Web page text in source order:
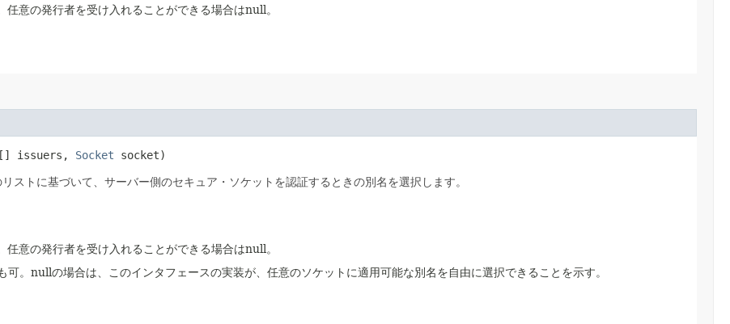
意の発行者を受け入れることができる場合はnull。
[] issuers, Socket socket)
ストに基づいて、サーバー側のセキュア・ソケットを認証するときの別名を選択します。
意の発行者を受け入れることができる場合はnull。
可。nullの場合は、このインタフェースの実装が、任意のソケットに適用可能な別名を自由に選択できることを示す。